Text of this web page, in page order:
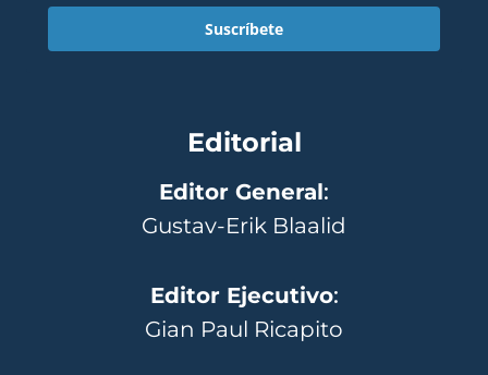
Suscríbete
Editorial
Editor General:
Gustav-Erik Blaalid
Editor Ejecutivo:
Gian Paul Ricapito